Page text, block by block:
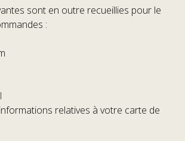
sont en outre recueillies pour le
:
relatives à votre carte de